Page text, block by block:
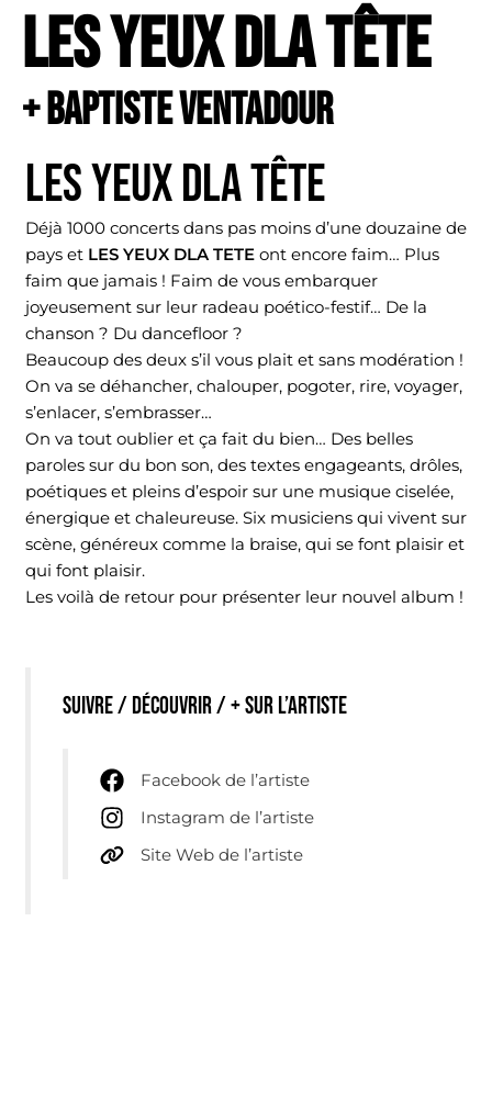
LES YEUX DLA TêTE
+ BAPTISTE VENTADOUR
LES YEUX DLA TêTE
Déjà 1000 concerts dans pas moins d’une douzaine de
pays et LES YEUX DLA TETE ont encore faim… Plus
faim que jamais ! Faim de vous embarquer
joyeusement sur leur radeau poético-festif… De la
chanson ? Du dancefloor ?
Beaucoup des deux s’il vous plait et sans modération !
On va se déhancher, chalouper, pogoter, rire, voyager,
s’enlacer, s’embrasser…
On va tout oublier et ça fait du bien… Des belles
paroles sur du bon son, des textes engageants, drôles,
poétiques et pleins d’espoir sur une musique ciselée,
énergique et chaleureuse. Six musiciens qui vivent sur
scène, généreux comme la braise, qui se font plaisir et
qui font plaisir.
Les voilà de retour pour présenter leur nouvel album !
Suivre / découvrir / + sur l’artiste
Facebook de l’artiste
Instagram de l’artiste
Site Web de l’artiste